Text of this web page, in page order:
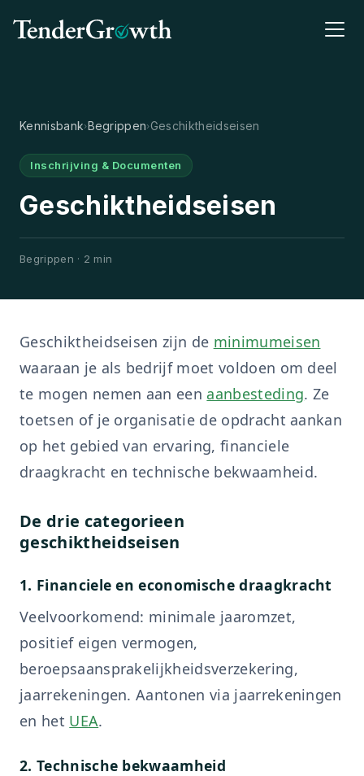
Geschiktheidseisen
Begrippen · 2 min
Inschrijving & Documenten
Kennisbank›Begrippen›Geschiktheidseisen
Geschiktheidseisen zijn de minimumeisen
waaraan je als bedrijf moet voldoen om deel
te mogen nemen aan een aanbesteding. Ze
toetsen of je organisatie de opdracht aankan
op het gebied van ervaring, financiele
draagkracht en technische bekwaamheid.
De drie categorieen
geschiktheidseisen
1. Financiele en economische draagkracht
Veelvoorkomend: minimale jaaromzet,
positief eigen vermogen,
beroepsaansprakelijkheidsverzekering,
jaarrekeningen. Aantonen via jaarrekeningen
en het UEA.
2. Technische bekwaamheid